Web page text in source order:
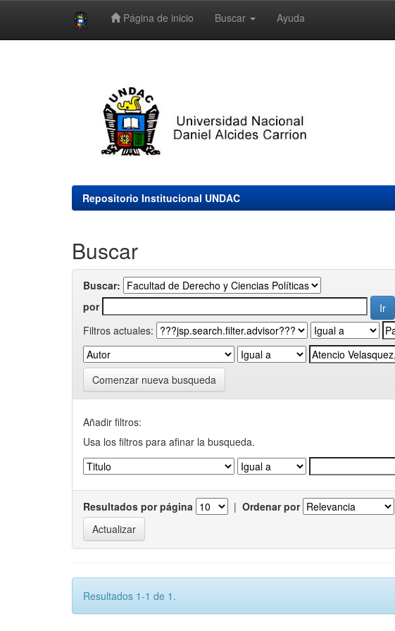
Página de inicio Buscar Ayuda
Repositorio Institucional UNDAC
Buscar
Buscar:
por
Filtros actuales:
Comenzar nueva busqueda
Añadir filtros:
Usa los filtros para afinar la busqueda.
Resultados por página | Ordenar por
Resultados 1-1 de 1.